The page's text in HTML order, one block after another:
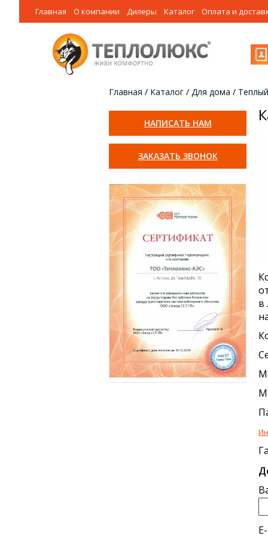
Главная О компании Дилеры Каталог Оплата и
НАПИСАТЬ НАМ
ЗАКАЗАТЬ ЗВОНОК
Главная / Каталог / Для дома /
в